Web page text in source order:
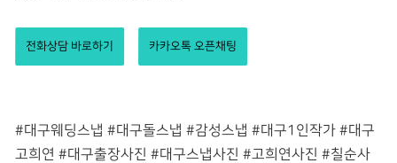
전화상담 바로하기 카카오톡 오픈채팅
#대구웨딩스냅 #대구돌스냅 #감성스냅 #대구1인작가 #대구
고희연 #대구출장사진 #대구스냅사진 #고희연사진 #칠순사